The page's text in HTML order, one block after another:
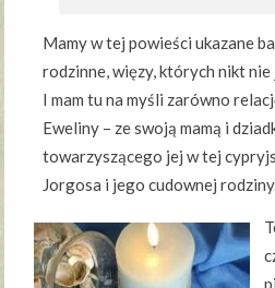
Mamy w tej powieści ukazane
rodzinne, więzy, których nikt
I mam tu na myśli zarówno
Eweliny – ze swoją mamą i
towarzyszącego jej w tej
Jorgosa i jego cudownej rodziny.